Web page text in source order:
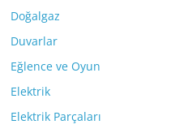
Doğalgaz
Duvarlar
Eğlence ve Oyun
Elektrik
Elektrik Parçaları